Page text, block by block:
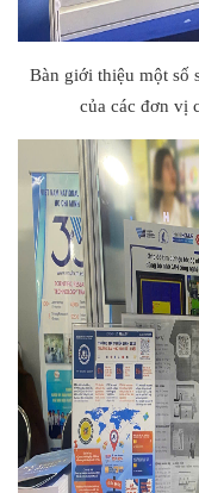
Bàn giới thiệu một số
của các đơn vị